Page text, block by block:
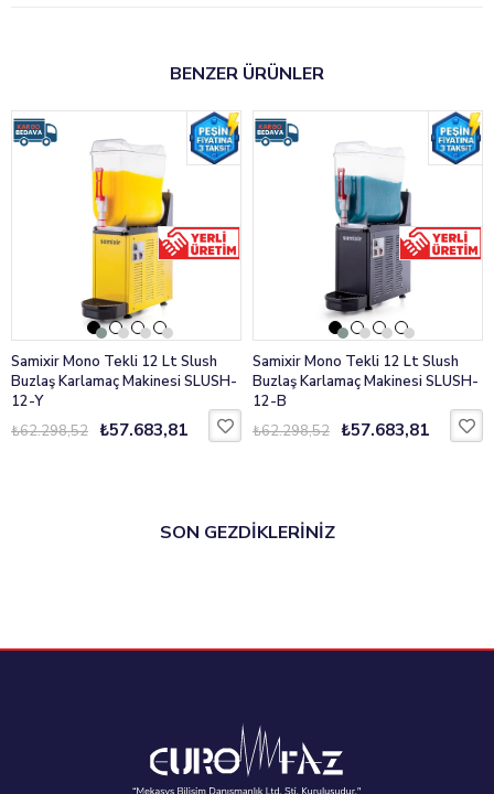
profesyonel işletmelerin içecek servisini en verimli hale getirir.
BENZER ÜRÜNLER
Samixir Mono Tekli 12 Lt Slush
Buzlaş Karlamaç Makinesi SLUSH-
12-Y
₺57.683,81
₺62.298,52
Samixir Mono Tekli 12 Lt Slush
Buzlaş Karlamaç Makinesi SLUSH-
12-B
₺57.683,81
₺62.298,52
SON GEZDİKLERİNİZ